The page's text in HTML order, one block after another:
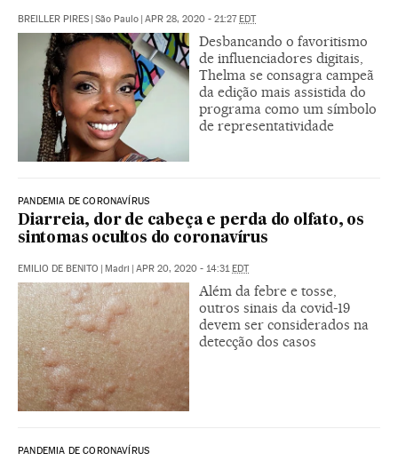
BREILLER PIRES | São Paulo | APR 28, 2020 - 21:27EDT
Desbancando o favoritismo
de influenciadores digitais,
Thelma se consagra campeã
da edição mais assistida do
programa como um símbolo
de representatividade
PANDEMIA DE CORONAVÍRUS
Diarreia, dor de cabeça e perda do olfato, os
sintomas ocultos do coronavírus
EMILIO DE BENITO | Madri | APR 20, 2020 - 14:31EDT
Além da febre e tosse,
outros sinais da covid-19
devem ser considerados na
detecção dos casos
PANDEMIA DE CORONAVÍRUS